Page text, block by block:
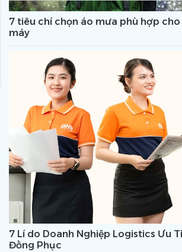
7 tiêu chí chọn áo mưa phù hợp
máy
7 Lí do Doanh Nghiệp Logistics Ưu
Đồng Phục